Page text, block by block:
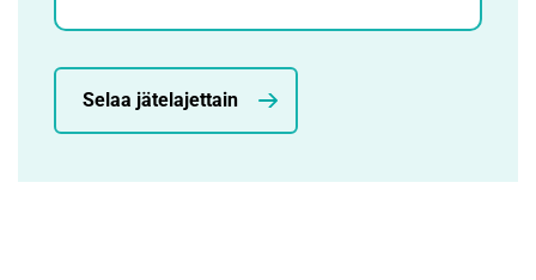
Selaa jätelajettain